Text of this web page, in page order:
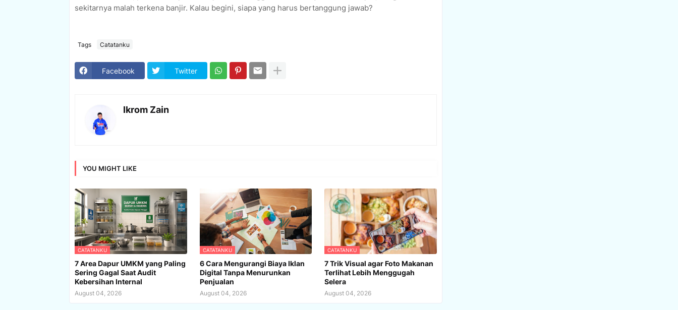
sekitarnya malah terkena banjir. Kalau begini, siapa yang harus bertanggung jawab?
Tags Catatanku
Facebook Twitter
Ikrom Zain
YOU MIGHT LIKE
CATATANKU
7 Area Dapur UMKM yang Paling
Sering Gagal Saat Audit
Kebersihan Internal
August 04, 2026
CATATANKU
6 Cara Mengurangi Biaya Iklan
Digital Tanpa Menurunkan
Penjualan
August 04, 2026
CATATANKU
7 Trik Visual agar Foto Makanan
Terlihat Lebih Menggugah
Selera
August 04, 2026